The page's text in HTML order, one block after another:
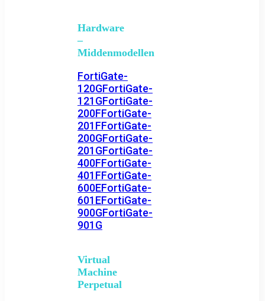
Hardware
–
Middenmodellen
FortiGate-
120GFortiGate-
121GFortiGate-
200FFortiGate-
201FFortiGate-
200GFortiGate-
201GFortiGate-
400FFortiGate-
401FFortiGate-
600EFortiGate-
601EFortiGate-
900GFortiGate-
901G
Virtual
Machine
Perpetual